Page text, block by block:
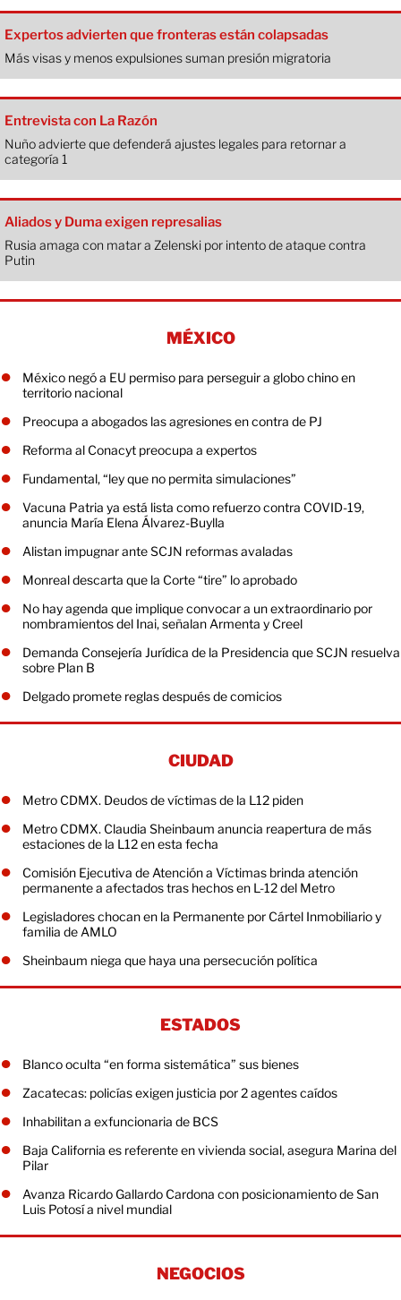
Expertos advierten que fronteras están colapsadas
Más visas y menos expulsiones suman presión migratoria
Entrevista con La Razón
Nuño advierte que defenderá ajustes legales para retornar a
categoría 1
Aliados y Duma exigen represalias
Rusia amaga con matar a Zelenski por intento de ataque contra
Putin
MÉXICO
México negó a EU permiso para perseguir a globo chino en
territorio nacional
Preocupa a abogados las agresiones en contra de PJ
Reforma al Conacyt preocupa a expertos
Fundamental, “ley que no permita simulaciones”
Vacuna Patria ya está lista como refuerzo contra COVID-19,
anuncia María Elena Álvarez-Buylla
Alistan impugnar ante SCJN reformas avaladas
Monreal descarta que la Corte “tire” lo aprobado
No hay agenda que implique convocar a un extraordinario por
nombramientos del Inai, señalan Armenta y Creel
Demanda Consejería Jurídica de la Presidencia que SCJN resuelva
sobre Plan B
Delgado promete reglas después de comicios
CIUDAD
Metro CDMX. Deudos de víctimas de la L12 piden
Metro CDMX. Claudia Sheinbaum anuncia reapertura de más
estaciones de la L12 en esta fecha
Comisión Ejecutiva de Atención a Víctimas brinda atención
permanente a afectados tras hechos en L-12 del Metro
Legisladores chocan en la Permanente por Cártel Inmobiliario y
familia de AMLO
Sheinbaum niega que haya una persecución política
ESTADOS
Blanco oculta “en forma sistemática” sus bienes
Zacatecas: policías exigen justicia por 2 agentes caídos
Inhabilitan a exfuncionaria de BCS
Baja California es referente en vivienda social, asegura Marina del
Pilar
Avanza Ricardo Gallardo Cardona con posicionamiento de San
Luis Potosí a nivel mundial
NEGOCIOS